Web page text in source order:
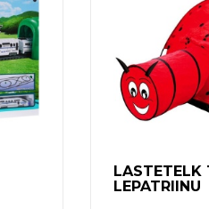
LASTETELK
LEPATRIINU